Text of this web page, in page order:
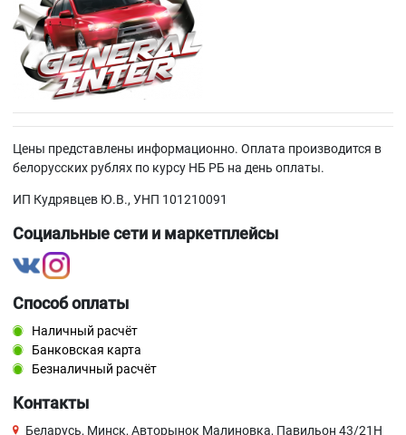
Цены представлены информационно. Оплата производится в
белорусских рублях по курсу НБ РБ на день оплаты.
ИП Кудрявцев Ю.В., УНП 101210091
Социальные сети и маркетплейсы
Способ оплаты
Наличный расчёт
Банковская карта
Безналичный расчёт
Контакты
Беларусь, Минск, Авторынок Малиновка, Павильон 43/21Н